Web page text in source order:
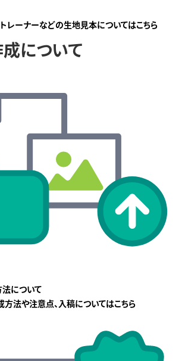
トレーナーなどの生地見本についてはこちら
について
法について
法や注意点、入稿についてはこちら